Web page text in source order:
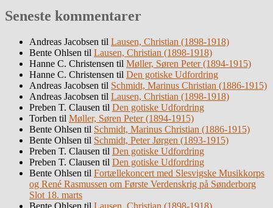
Seneste kommentarer
Andreas Jacobsen til Lausen, Christian (1898-1918)
Bente Ohlsen til Lausen, Christian (1898-1918)
Hanne C. Christensen til Møller, Søren Peter (1894-1915)
Hanne C. Christensen til Den gotiske Udfordring
Andreas Jacobsen til Schmidt, Marinus Christian (1886-1915)
Andreas Jacobsen til Lausen, Christian (1898-1918)
Preben T. Clausen til Den gotiske Udfordring
Torben til Møller, Søren Peter (1894-1915)
Bente Ohlsen til Schmidt, Marinus Christian (1886-1915)
Bente Ohlsen til Schmidt, Peter Jørgen (1893-1915)
Preben T. Clausen til Den gotiske Udfordring
Preben T. Clausen til Den gotiske Udfordring
Bente Ohlsen til Fortællekoncert med Slesvigske Musikkorps
og René Rasmussen om Første Verdenskrig på Sønderborg
Slot 18. marts